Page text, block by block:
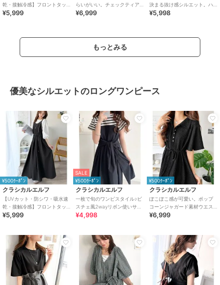
乾・接触冷感】フロントタッ
クショルダーストラップリボ
¥5,999
らいがいい。チェックティア
ードバックリボンキャミロン
¥6,999
決まる抜け感シルエット。ハ
シゴレースオーバーサイズロ
¥5,998
もっとみる
優美なシルエットのロングワンピース
¥500ｸｰﾎﾟﾝ
クラシカルエルフ
【UVカット・防シワ・吸水速
乾・接触冷感】フロントタッ
クショルダーストラップリボ
¥5,999
SALE
¥500ｸｰﾎﾟﾝ
クラシカルエルフ
一枚で旬のワンピスタイル♪ビ
スチェ風2wayリボン使いサッ
カー素材ドッキングロングワ
¥4,998
¥500ｸｰﾎﾟﾝ
クラシカルエルフ
ぽこぽこ感が可愛い。ポップ
コーンジャガード素材ウエス
トリボン衿付きロングワンピ
¥6,999